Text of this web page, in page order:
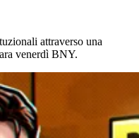
attraverso una
venerdì BNY.